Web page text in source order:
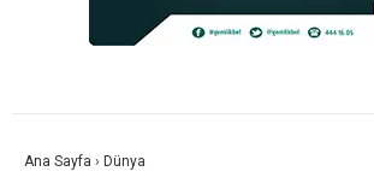
Ana Sayfa › Dünya